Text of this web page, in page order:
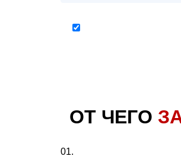
ОТ ЧЕГО
01.